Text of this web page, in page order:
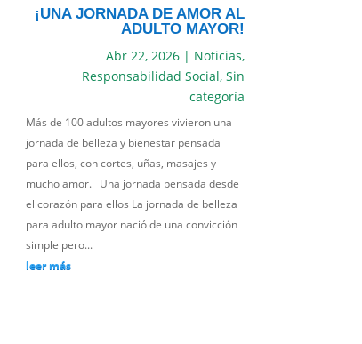
¡UNA JORNADA DE AMOR AL
ADULTO MAYOR!
Abr 22, 2026| Noticias,
Responsabilidad Social, Sin
categoría
Más de 100 adultos mayores vivieron una
jornada de belleza y bienestar pensada
para ellos, con cortes, uñas, masajes y
mucho amor. Una jornada pensada desde
el corazón para ellos La jornada de belleza
para adulto mayor nació de una convicción
simple pero...
leer más